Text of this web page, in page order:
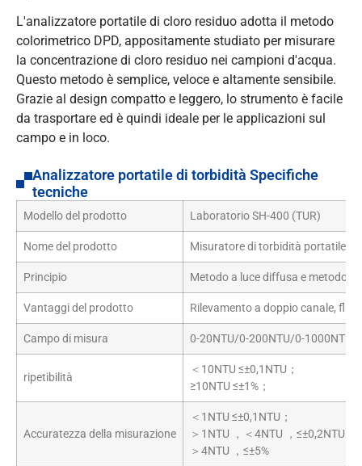
L'analizzatore portatile di cloro residuo adotta il metodo
colorimetrico DPD, appositamente studiato per misurare
la concentrazione di cloro residuo nei campioni d'acqua.
Questo metodo è semplice, veloce e altamente sensibile.
Grazie al design compatto e leggero, lo strumento è facile
da trasportare ed è quindi ideale per le applicazioni sul
campo e in loco.
Analizzatore portatile di torbidità Specifiche
tecniche
Modello del prodotto Laboratorio SH-400 (TUR)
Nome del prodotto Misuratore di torbidità portatile
Principio Metodo a luce diffusa e metodo a
Vantaggi del prodotto Rilevamento a doppio canale,
Campo di misura 0-20NTU/0-200NTU/0-
ripetibilità
＜10NTU ≤±0,1NTU；
≥10NTU ≤±1%；
Accuratezza della misurazione
＜1NTU ≤±0,1NTU；
＞1NTU ，＜4NTU ，≤±0,2NTU；
＞4NTU ，≤±5%